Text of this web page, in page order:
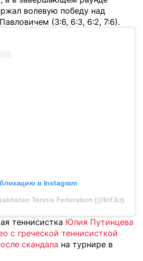
волевую победу над
(3:6, 6:3, 6:2, 7:6).
в Instagram
Tennis Federation (@ktf.kz)
теннисистка Юлия Путинцева
с греческой теннисисткой
скандала на турнире в